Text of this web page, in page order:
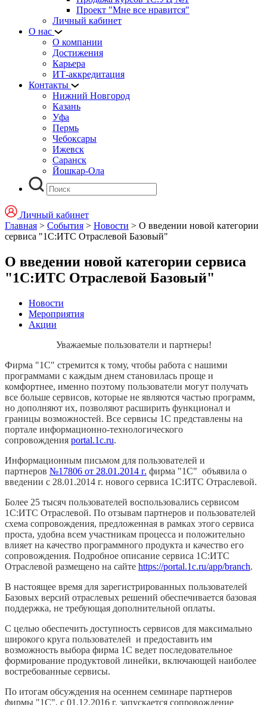
Проект "Мне все нравится"
Личный кабинет
О нас
О компании
Достижения
Карьера
ИТ-аккредитация
Контакты
Нижний Новгород
Казань
Уфа
Пермь
Чебоксары
Ижевск
Саранск
Йошкар-Ола
Личный кабинет
Главная > События > Новости > О введении новой категории
сервиса "1С:ИТС Отраслевой Базовый"
О введении новой категории сервиса
"1С:ИТС Отраслевой Базовый"
Новости
Мероприятия
Акции
Уважаемые пользователи и партнеры!
Фирма "1С" стремится к тому, чтобы работа с нашими
программами с каждым днем становилась проще и
комфортнее, именно поэтому пользователи могут получать
все больше сервисов, которые не являются частью программ,
но дополняют их, позволяют расширить функционал и
границы возможностей. Все сервисы 1С представлены на
портале информационно-технологического
сопровождения portal.1c.ru.
Информационным письмом для пользователей и
партнеров №17806 от 28.01.2014 г. фирма "1С" объявила о
введении с 28.01.2014 г. нового сервиса 1С:ИТС Отраслевой.
Более 25 тысяч пользователей воспользовались сервисом
1C:ИТС Отраслевой. По отзывам партнеров и пользователей
схема сопровождения, предложенная в рамках этого сервиса
проста, удобна всем участникам процесса и положительно
влияет на качество программного продукта и качество его
сопровождения. Подробное описание сервиса 1С:ИТС
Отраслевой размещено на сайте https://portal.1c.ru/app/branch.
В настоящее время для зарегистрированных пользователей
Базовых версий отраслевых решений обеспечивается базовая
поддержка, не требующая дополнительной оплаты.
С целью обеспечить доступность сервисов для максимально
широкого круга пользователей и предоставить им
возможность выбора фирма 1С ведет последовательное
формирование продуктовой линейки, включающей наиболее
востребованные сервисы.
По итогам обсуждения на осеннем семинаре партнеров
фирмы "1С", с 01.12.2016 г. запускается сопровождение